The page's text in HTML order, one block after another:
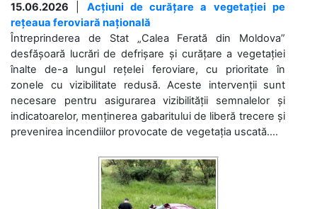
15.06.2026
Acțiuni de curățare a vegetației pe
rețeaua feroviară națională
Întreprinderea de Stat „Calea Ferată din Moldova”
desfășoară lucrări de defrișare și curățare a vegetației
înalte de-a lungul rețelei feroviare, cu prioritate în
zonele cu vizibilitate redusă. Aceste intervenții sunt
necesare pentru asigurarea vizibilității semnalelor și
indicatoarelor, menținerea gabaritului de liberă trecere și
prevenirea incendiilor provocate de vegetația uscată....